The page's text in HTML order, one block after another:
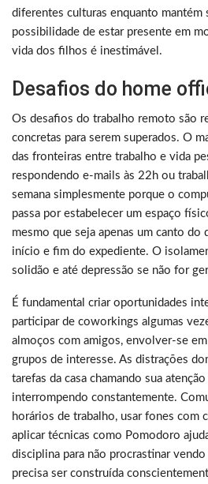
diferentes culturas enquanto mantém
possibilidade de estar presente em
vida dos filhos é inestimável.
Desafios do home
Os desafios do trabalho remoto são
concretas para serem superados. O
das fronteiras entre trabalho e vida
respondendo e-mails às 22h ou
semana simplesmente porque o
passa por estabelecer um espaço
mesmo que seja apenas um canto do
início e fim do expediente. O
solidão e até depressão se não for
É fundamental criar oportunidades
participar de coworkings algumas
almoços com amigos, envolver-se
grupos de interesse. As distrações
tarefas da casa chamando sua
interrompendo constantemente.
horários de trabalho, usar fones com
aplicar técnicas como Pomodoro
disciplina para não procrastinar
precisa ser construída